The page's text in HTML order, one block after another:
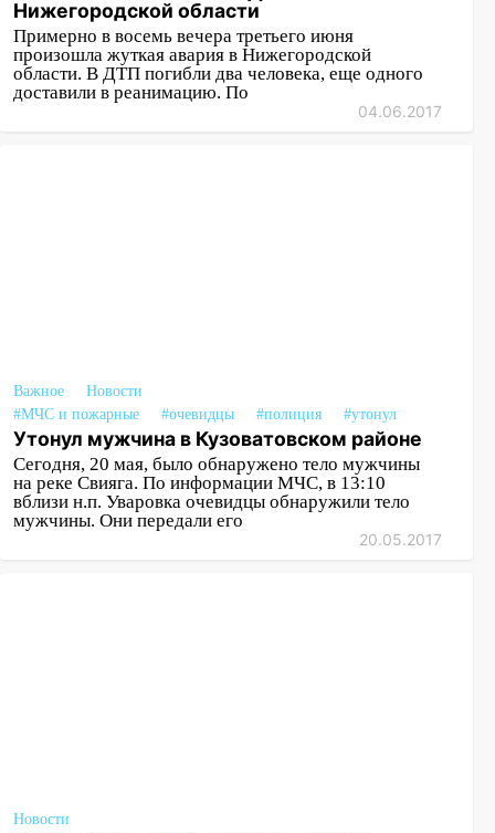
Нижегородской области
Примерно в восемь вечера третьего июня
произошла жуткая авария в Нижегородской
области. В ДТП погибли два человека, еще одного
доставили в реанимацию. По
04.06.2017
Важное
Новости
#МЧС и пожарные
#очевидцы #полиция #утонул
Утонул мужчина в Кузоватовском районе
Сегодня, 20 мая, было обнаружено тело мужчины
на реке Свияга. По информации МЧС, в 13:10
вблизи н.п. Уваровка очевидцы обнаружили тело
мужчины. Они передали его
20.05.2017
Новости